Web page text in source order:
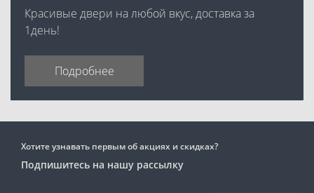
Красивые двери на любой вкус, доставка за
1день!
Подробнее
Хотите узнавать первым об акциях и скидках?
Подпишитесь на нашу рассылку